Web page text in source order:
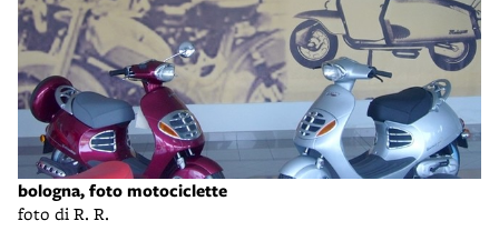
bologna, foto motociclette
foto di R. R.